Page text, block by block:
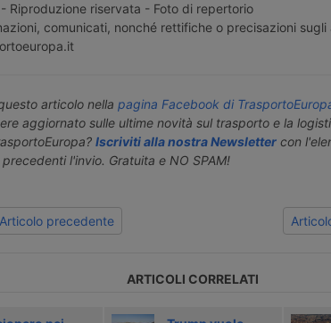
Riproduzione riservata - Foto di repertorio
comunicati, nonché rettifiche o precisazioni
articolo nella pagina Facebook di
aggiornato sulle ultime novità sul trasporto e la
Iscriviti alla nostra Newslettercon
l'invio. Gratuita e NO SPAM!
precedente
ARTICOLI CORRELATI